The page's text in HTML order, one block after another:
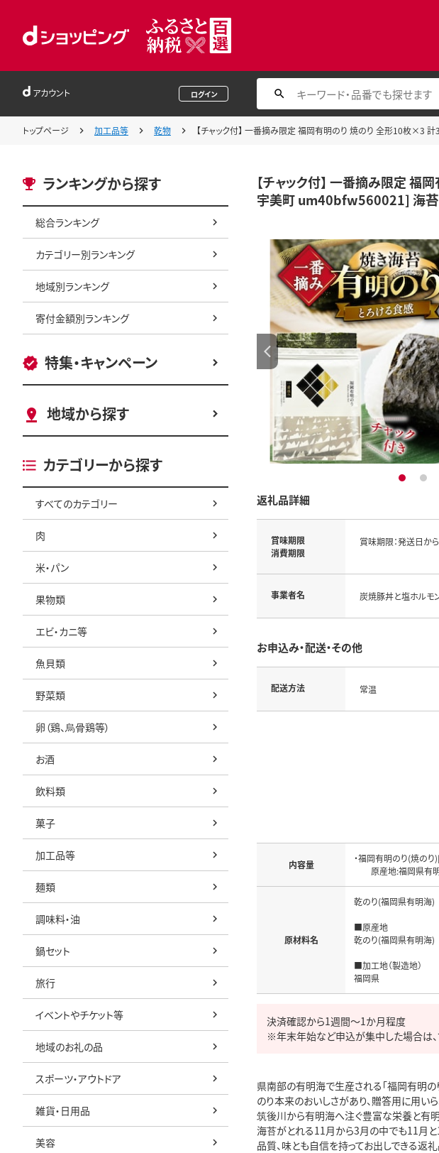
アカウント ログイン
トップページ 加工品等 乾物 【チャック付】 一番摘み限定 福岡有明のり 焼のり 全形10枚
ランキングから探す
総合ランキング
カテゴリー別ランキング
地域別ランキング
寄付金額別ランキング
特集・キャンペーン
地域から探す
カテゴリーから探す
すべてのカテゴリー
肉
米・パン
果物類
エビ・カニ等
魚貝類
野菜類
卵（鶏、烏骨鶏等）
お酒
飲料類
菓子
加工品等
麺類
調味料・油
鍋セット
旅行
イベントやチケット等
地域のお礼の品
スポーツ・アウトドア
雑貨・日用品
美容
【チャック付】 一番摘み限定
宇美町 um40bfw560021] 海苔
1 2
返礼品詳細
賞味期限
消費期限
賞味期限：発送日か
事業者名 炭焼豚丼と塩ホルモ
お申込み・配送・その他
配送方法 常温
内容量
・福岡有明のり(焼の
原産地:福岡県有
原材料名
乾のり(福岡県有明海)
■原産地
乾のり(福岡県有明海)
■加工地（製造地）
福岡県
決済確認から1週間～1か月程度
※年末年始など申込が集中した場合は、
県南部の有明海で生産される「福岡有明の
のり本来のおいしさがあり、贈答用に用いら
筑後川から有明海へ注ぐ豊富な栄養と有明
海苔がとれる11月から3月の中でも11月と
品質、味とも自信を持ってお出しできる返礼